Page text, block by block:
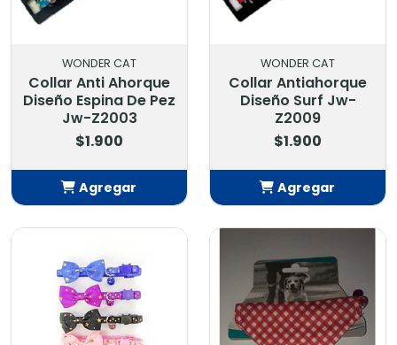
WONDER CAT
Collar Anti Ahorque
Diseño Espina De Pez
Jw-Z2003
$1.900
Agregar
WONDER CAT
Collar Antiahorque
Diseño Surf Jw-
Z2009
$1.900
Agregar